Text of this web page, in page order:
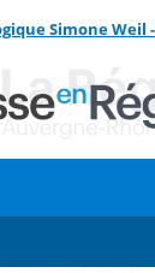
Simone Weil -